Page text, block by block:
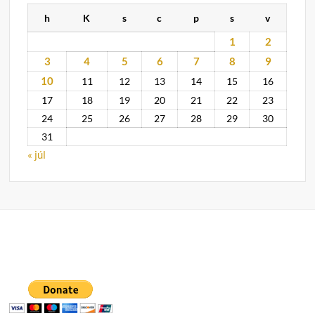
h K s c p s v
1
2
3
4 5 6 7 8
9
10
11 12 13 14 15
16
17
18 19 20 21 22
23
24
25 26 27 28 29
30
31
« júl